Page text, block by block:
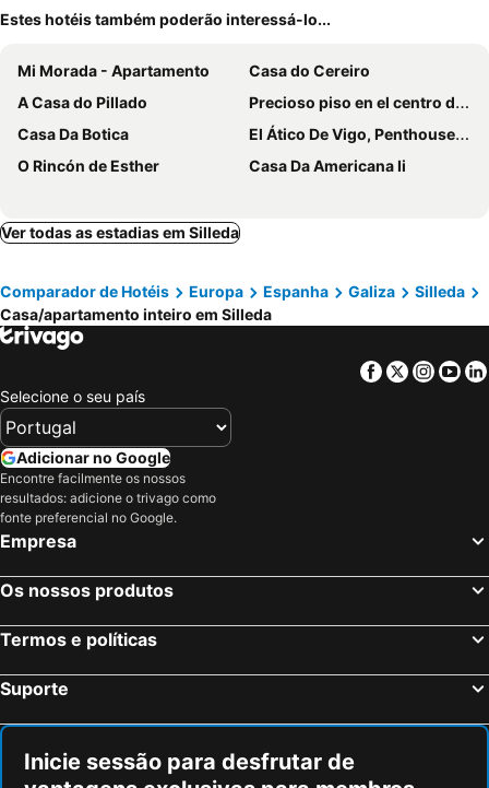
Estes hotéis também poderão interessá-lo...
Mi Morada - Apartamento
Casa do Cereiro
A Casa do Pillado
Precioso piso en el centro de Galicia.
Casa Da Botica
El Ático De Vigo, Penthouse In The Heart Of Vigo With Terrace and Sea Views
O Rincón de Esther
Casa Da Americana Ii
Ver todas as estadias em Silleda
Comparador de Hotéis Europa Espanha Galiza
Silleda
Casa/apartamento inteiro em Silleda
Facebook
Twitter
Selecione o seu país
Adicionar no Google
Encontre facilmente os nossos
resultados: adicione o trivago como
fonte preferencial no Google.
Empresa
Os nossos produtos
Termos e políticas
Suporte
Inicie sessão para desfrutar de